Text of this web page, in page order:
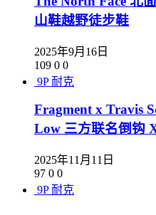
山鞋越野徒步鞋
2025年9月16日
109 0 0
9P 耐克
Fragment x Travis
Low 三方联名倒钩
2025年11月11日
97 0 0
9P 耐克